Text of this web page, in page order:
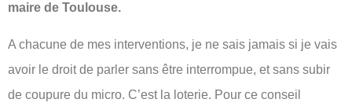
maire de Toulouse.
A chacune de mes interventions, je ne sais jamais si je vais
avoir le droit de parler sans être interrompue, et sans subir
de coupure du micro. C’est la loterie. Pour ce conseil